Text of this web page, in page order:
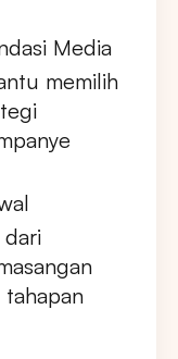
Media
memilih
dari